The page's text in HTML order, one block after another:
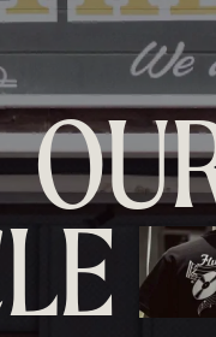
OU
LE